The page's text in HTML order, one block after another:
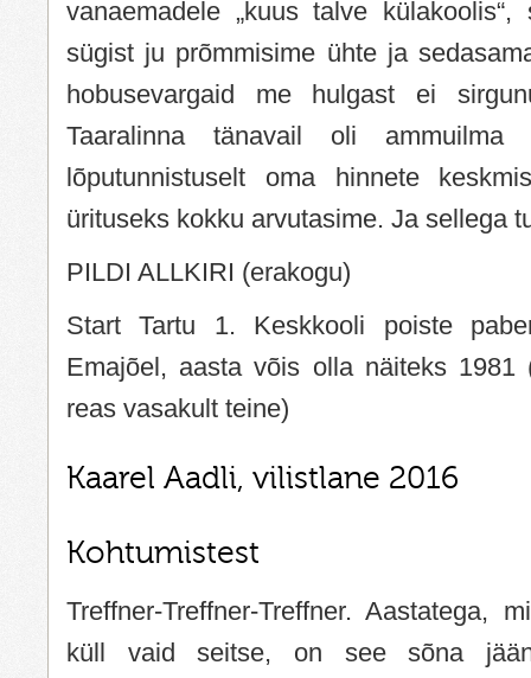
vanaemadele „kuus talve
sügist ju prõmmisime ühte ja
hobusevargaid me hulgast ei
Taaralinna tänavail oli
lõputunnistuselt oma hinnete
ürituseks kokku arvutasime. Ja sellega
PILDI ALLKIRI (erakogu)
Start Tartu 1. Keskkooli poiste
Emajõel, aasta võis olla näiteks 1981
reas vasakult teine)
Kaarel Aadli, vilistlane 2016
Kohtumistest
Treffner-Treffner-Treffner. Aastatega,
küll vaid seitse, on see sõna